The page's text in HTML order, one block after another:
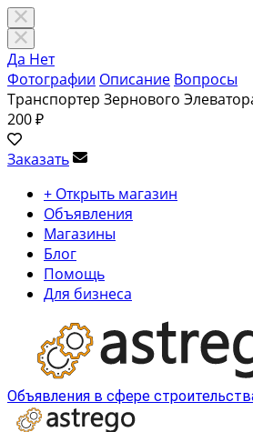
Да Нет
Фотографии Описание Вопросы
Транспортер Зернового
200 ₽
Заказать
+ Открыть магазин
Объявления
Магазины
Блог
Помощь
Для бизнеса
Объявления в сфере